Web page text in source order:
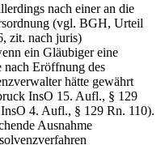
nach einer an die
(vgl. BGH, Urteil
zit. nach juris)
ein Gläubiger eine
Eröffnung des
hätte gewährt
InsO 15. Aufl., § 129
4. Aufl., § 129 Rn. 110).
Ausnahme